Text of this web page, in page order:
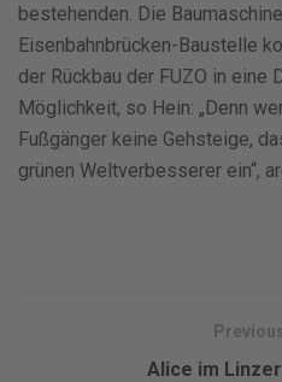
bestehenden. Die
Eisenbahnbrücken-Baustelle
der Rückbau der FUZO in eine
Möglichkeit, so Hein: „Denn
Fußgänger keine Gehsteige,
grünen Weltverbesserer ein“,
Alice im